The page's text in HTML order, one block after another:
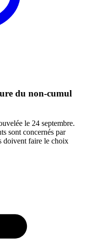
du non-cumul
le 24 septembre.
sont concernés par
doivent faire le choix